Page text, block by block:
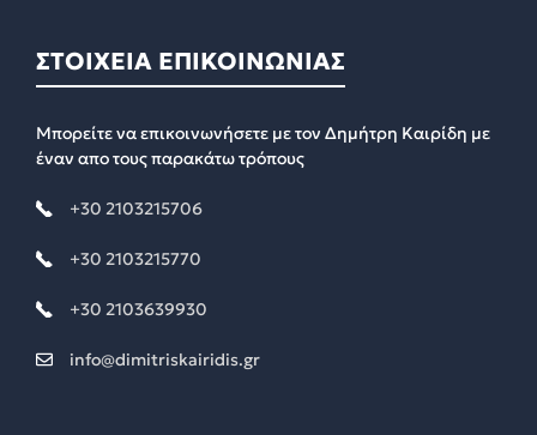
ΣΤΟΙΧΕΙΑ ΕΠΙΚΟΙΝΩΝΙΑΣ
Μπορείτε να επικοινωνήσετε με τον Δημήτρη Καιρίδη με
έναν απο τους παρακάτω τρόπους
+30 2103215706
+30 2103215770
+30 2103639930
info@dimitriskairidis.gr